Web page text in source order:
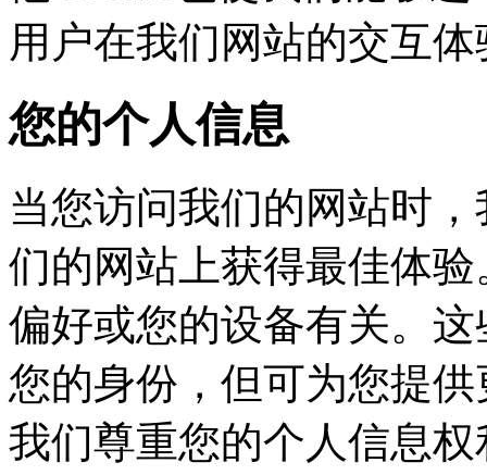
用户在我们网站的交互体
您的个人信息
当您访问我们的网站时
们的网站上获得最佳体验
偏好或您的设备有关。
您的身份，但可为您
我们尊重您的个人信息权